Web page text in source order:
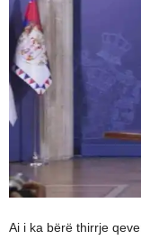
Ai i ka bërë thirrje